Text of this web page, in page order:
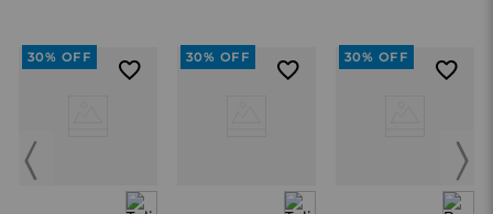
30% OFF 30% OFF 30% OFF